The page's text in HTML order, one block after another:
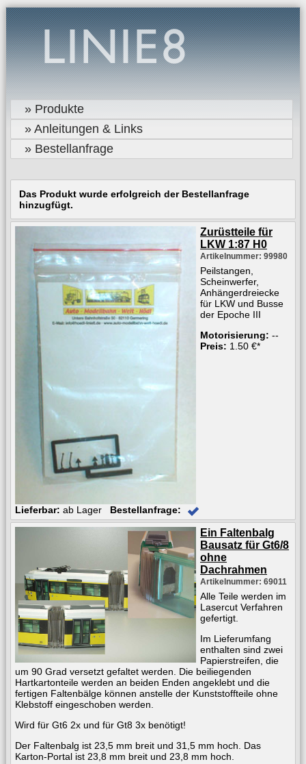
» Produkte
» Anleitungen & Links
» Bestellanfrage
Das Produkt wurde erfolgreich der Bestellanfrage
hinzugfügt.
Zurüstteile für
LKW 1:87 H0
Artikelnummer: 99980
Peilstangen,
Scheinwerfer,
Anhängerdreiecke
für LKW und Busse
der Epoche III
Motorisierung: --
Preis: 1.50 €*
Lieferbar: ab Lager Bestellanfrage:
Ein Faltenbalg
Bausatz für Gt6/8
ohne
Dachrahmen
Artikelnummer: 69011
Alle Teile werden im
Lasercut Verfahren
gefertigt.
Im Lieferumfang
enthalten sind zwei
Papierstreifen, die
um 90 Grad versetzt gefaltet werden. Die beiliegenden
Hartkartonteile werden an beiden Enden angeklebt und die
fertigen Faltenbälge können anstelle der Kunststoffteile ohne
Klebstoff eingeschoben werden.
Wird für Gt6 2x und für Gt8 3x benötigt!
Der Faltenbalg ist 23,5 mm breit und 31,5 mm hoch. Das
Karton-Portal ist 23,8 mm breit und 23,8 mm hoch.